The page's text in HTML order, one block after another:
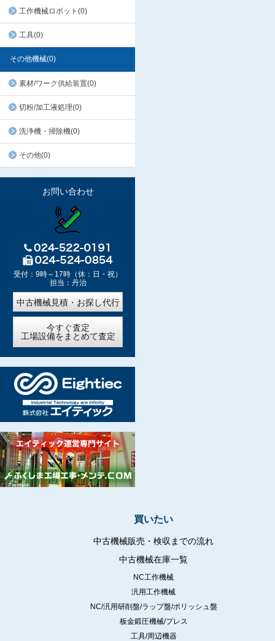
工作機械ロボット(0)
工具(0)
その他機械(0)
素材/ワーク供給装置(0)
切粉/加工液処理(0)
洗浄機・掃除機(0)
その他(0)
お問い合わせ
受付：9時～17時（休：日・祝）
担当：丹治
中古機械見積・お探し代行
今すぐ査定
工場設備をまとめて査定
買いたい
中古機械販売・検収までの流れ
中古機械在庫一覧
NC工作機械
汎用工作機械
NC/汎用研削盤/ラップ盤/ポリッシュ盤
板金鍛圧機械/プレス
工具/周辺機器